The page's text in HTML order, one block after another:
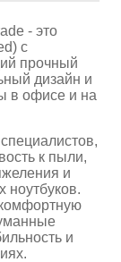
- это
с
прочный
дизайн и
в офисе и на
к пыли,
и
ноутбуков.
и